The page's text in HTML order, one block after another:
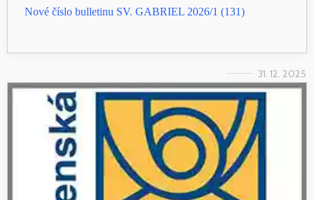
Nové číslo bulletinu SV. GABRIEL 2026/1 (131)
31. 12. 2025